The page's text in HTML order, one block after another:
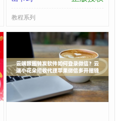
教程系列